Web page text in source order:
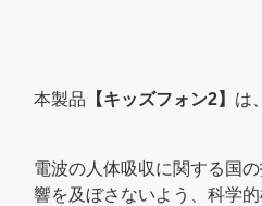
本製品 【キッズフォン2】 は
電波の人体吸収に関する国
響を及ぼさないよう、科学